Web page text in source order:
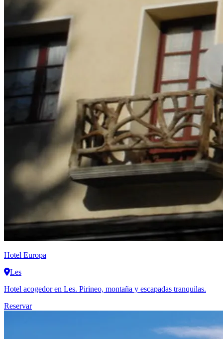
Hotel Europa
Les
Hotel acogedor en Les. Pirineo, montaña y escapadas tranquilas.
Reservar